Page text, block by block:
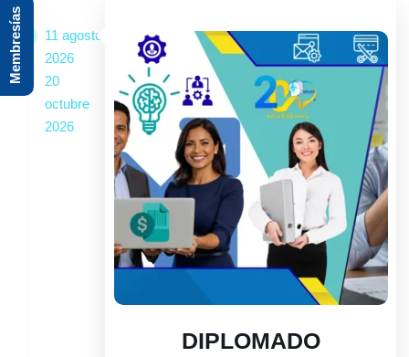
Registro
Iniciar sesión
11 agosto
2026
20
octubre
2026
DIPLOMADO
Membresías